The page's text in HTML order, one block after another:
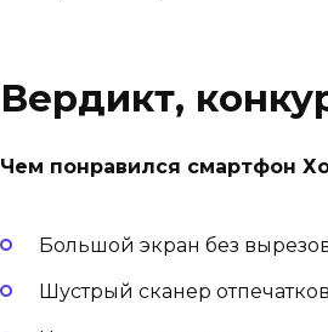
Вердикт,
Чем понравился смартфон
Большой экран без
Шустрый сканер